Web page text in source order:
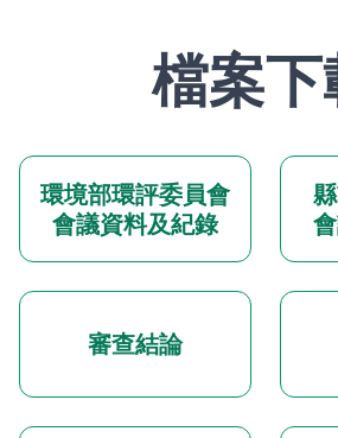
檔案
環境部環評委員會
會議資料及紀錄
審查結論